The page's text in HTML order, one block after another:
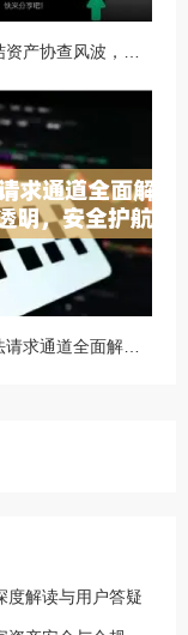
度解读与用户答疑